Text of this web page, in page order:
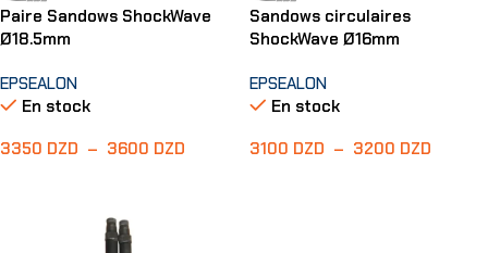
Paire Sandows ShockWave
Ø18.5mm
EPSEALON
En stock
3350 DZD – 3600 DZD
Sandows circulaires
ShockWave Ø16mm
EPSEALON
En stock
3100 DZD – 3200 DZD